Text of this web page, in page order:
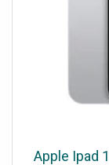
Apple Ipad